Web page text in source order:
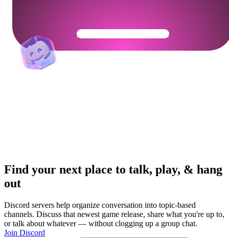
Get Your Community Ready
Find your next place to talk, play, & hang
out
Discord servers help organize conversation into topic-based
channels. Discuss that newest game release, share what you're up to,
or talk about whatever — without clogging up a group chat.
Join Discord